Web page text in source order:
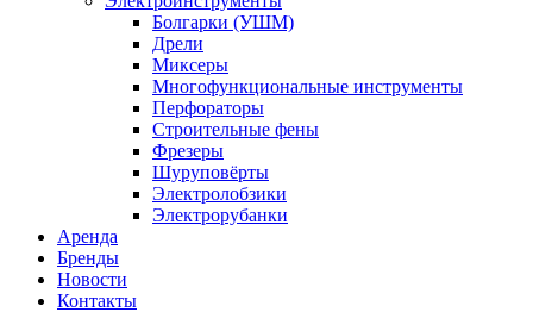
Болгарки (УШМ)
Дрели
Миксеры
Многофункциональные инструменты
Перфораторы
Строительные фены
Фрезеры
Шуруповёрты
Электролобзики
Электрорубанки
Аренда
Бренды
Новости
Контакты